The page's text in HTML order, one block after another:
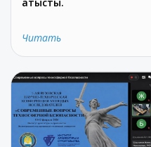
Читать